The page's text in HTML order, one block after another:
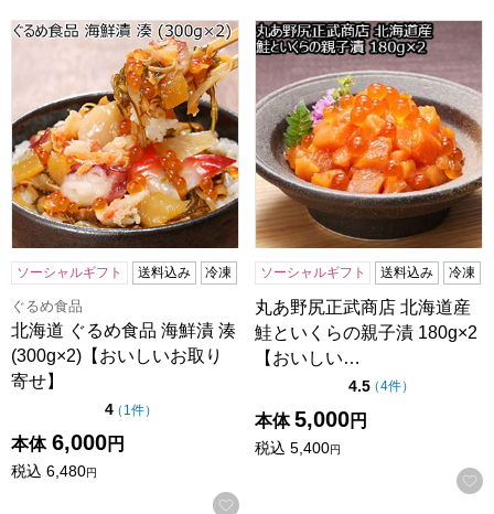
北海道 ぐるめ食品 海鮮漬 湊 (300g×2)【おいしいお取り寄せ
ソーシャルギフト 送料込み 冷凍
ぐるめ食品
北海道 ぐるめ食品 海鮮漬 湊
(300g×2)【おいしいお取り
寄せ】
4点（5点満点中）
（ 1件の評価
）
本体 6,000円
税込 6,480円
お気に入りに登録する
丸あ野尻正武商店 北海道産
ソーシャルギフト 送料込み 冷凍
丸あ野尻正武商店 北海道産
鮭といくらの親子漬 180g×2
【おいしい…
4.5点（5点満点中）
（4件の評価
）
本体 5,000円
税込 5,400円